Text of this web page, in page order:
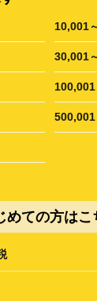
10,001
30,001
めての方はこ